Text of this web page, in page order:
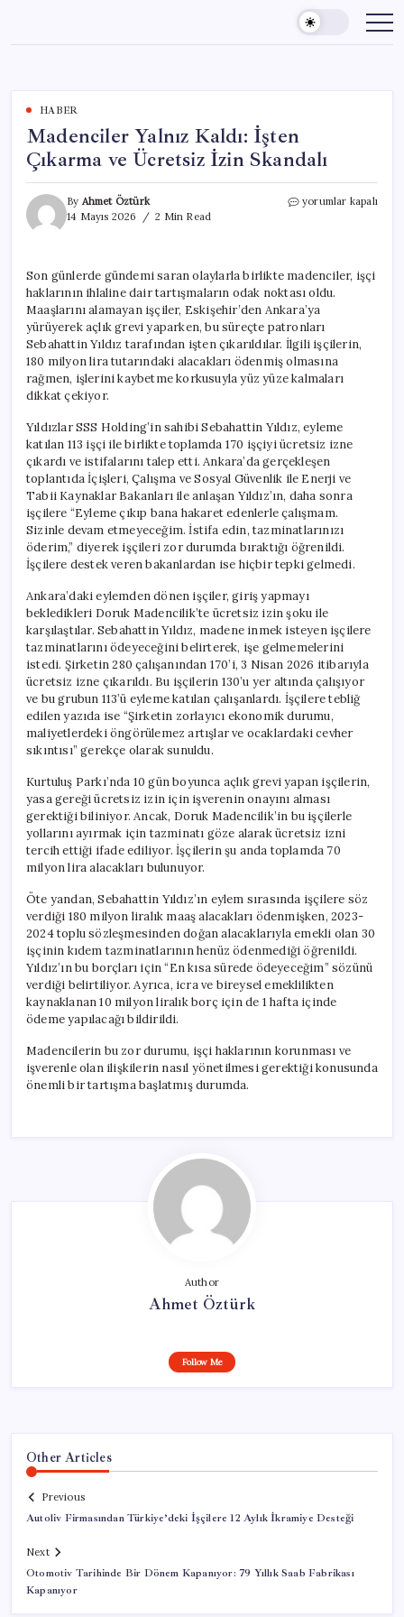
content
HABER
Madenciler Yalnız Kaldı: İşten
Çıkarma ve Ücretsiz İzin Skandalı
By Ahmet Öztürk
14 Mayıs 2026
2 Min Read
Madenciler
ve
Ücretsiz
İzin
Skandalı
için
yorumlar kapalı
Son günlerde gündemi saran olaylarla birlikte madenciler, işçi
haklarının ihlaline dair tartışmaların odak noktası oldu.
Maaşlarını alamayan işçiler, Eskişehir’den Ankara’ya
yürüyerek açlık grevi yaparken, bu süreçte patronları
Sebahattin Yıldız tarafından işten çıkarıldılar. İlgili işçilerin,
180 milyon lira tutarındaki alacakları ödenmiş olmasına
rağmen, işlerini kaybetme korkusuyla yüz yüze kalmaları
dikkat çekiyor.
Yıldızlar SSS Holding’in sahibi Sebahattin Yıldız, eyleme
katılan 113 işçi ile birlikte toplamda 170 işçiyi ücretsiz izne
çıkardı ve istifalarını talep etti. Ankara’da gerçekleşen
toplantıda İçişleri, Çalışma ve Sosyal Güvenlik ile Enerji ve
Tabii Kaynaklar Bakanları ile anlaşan Yıldız’ın, daha sonra
işçilere “Eyleme çıkıp bana hakaret edenlerle çalışmam.
Sizinle devam etmeyeceğim. İstifa edin, tazminatlarınızı
öderim,” diyerek işçileri zor durumda bıraktığı öğrenildi.
İşçilere destek veren bakanlardan ise hiçbir tepki gelmedi.
Ankara’daki eylemden dönen işçiler, giriş yapmayı
bekledikleri Doruk Madencilik’te ücretsiz izin şoku ile
karşılaştılar. Sebahattin Yıldız, madene inmek isteyen işçilere
tazminatlarını ödeyeceğini belirterek, işe gelmemelerini
istedi. Şirketin 280 çalışanından 170’i, 3 Nisan 2026 itibarıyla
ücretsiz izne çıkarıldı. Bu işçilerin 130’u yer altında çalışıyor
ve bu grubun 113’ü eyleme katılan çalışanlardı. İşçilere tebliğ
edilen yazıda ise “Şirketin zorlayıcı ekonomik durumu,
maliyetlerdeki öngörülemez artışlar ve ocaklardaki cevher
sıkıntısı” gerekçe olarak sunuldu.
Kurtuluş Parkı’nda 10 gün boyunca açlık grevi yapan işçilerin,
yasa gereği ücretsiz izin için işverenin onayını alması
gerektiği biliniyor. Ancak, Doruk Madencilik’in bu işçilerle
yollarını ayırmak için tazminatı göze alarak ücretsiz izni
tercih ettiği ifade ediliyor. İşçilerin şu anda toplamda 70
milyon lira alacakları bulunuyor.
Öte yandan, Sebahattin Yıldız’ın eylem sırasında işçilere söz
verdiği 180 milyon liralık maaş alacakları ödenmişken, 2023-
2024 toplu sözleşmesinden doğan alacaklarıyla emekli olan 30
işçinin kıdem tazminatlarının henüz ödenmediği öğrenildi.
Yıldız’ın bu borçları için “En kısa sürede ödeyeceğim” sözünü
verdiği belirtiliyor. Ayrıca, icra ve bireysel emeklilikten
kaynaklanan 10 milyon liralık borç için de 1 hafta içinde
ödeme yapılacağı bildirildi.
Madencilerin bu zor durumu, işçi haklarının korunması ve
işverenle olan ilişkilerin nasıl yönetilmesi gerektiği konusunda
önemli bir tartışma başlatmış durumda.
Author
Ahmet Öztürk
Follow Me
Other Articles
Previous
Autoliv Firmasından Türkiye’deki İşçilere 12 Aylık İkramiye Desteği
Next
Otomotiv Tarihinde Bir Dönem Kapanıyor: 79 Yıllık Saab Fabrikası
Kapanıyor